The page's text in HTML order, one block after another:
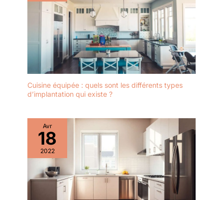
Cuisine équipée : quels sont les différents types
d’implantation qui existe ?
Avr
18
2022